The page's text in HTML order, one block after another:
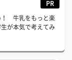
PR
！ 牛乳をもっと楽
が本気で考えてみ